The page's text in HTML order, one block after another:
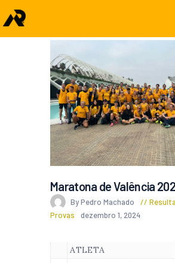
Maratona de Valência
By Pedro Machado
Provas
dezembro 1, 2024
ATLETA